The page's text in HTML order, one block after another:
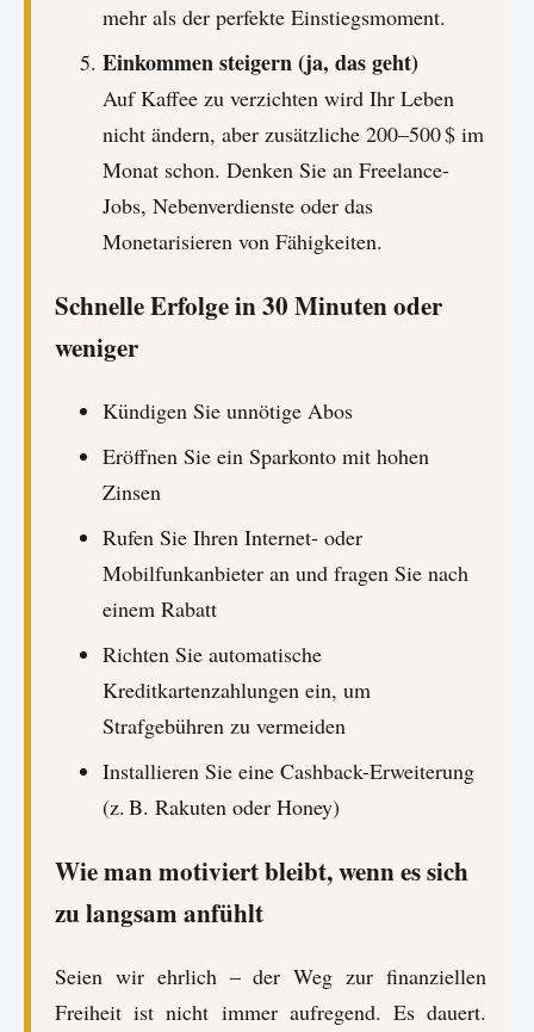
mehr als der perfekte Einstiegsmoment.
Einkommen steigern (ja, das geht)
Auf Kaffee zu verzichten wird Ihr Leben
nicht ändern, aber zusätzliche 200–500 $ im
Monat schon. Denken Sie an Freelance-
Jobs, Nebenverdienste oder das
Monetarisieren von Fähigkeiten.
Schnelle Erfolge in 30 Minuten oder
weniger
Kündigen Sie unnötige Abos
Eröffnen Sie ein Sparkonto mit hohen
Zinsen
Rufen Sie Ihren Internet- oder
Mobilfunkanbieter an und fragen Sie nach
einem Rabatt
Richten Sie automatische
Kreditkartenzahlungen ein, um
Strafgebühren zu vermeiden
Installieren Sie eine Cashback-Erweiterung
(z. B. Rakuten oder Honey)
Wie man motiviert bleibt, wenn es sich
zu langsam anfühlt
Seien wir ehrlich – der Weg zur finanziellen
Freiheit ist nicht immer aufregend. Es dauert.